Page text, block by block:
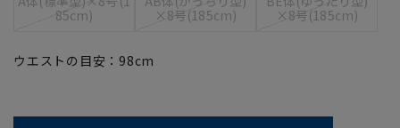
85cm)
×8号(185cm)
×8号(185cm)
ウエストの目安： 98cm